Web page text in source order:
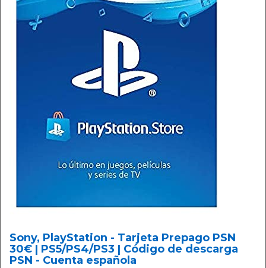
Sony, PlayStation - Tarjeta Prepago PSN
30€ | PS5/PS4/PS3 | Código de descarga
PSN - Cuenta española